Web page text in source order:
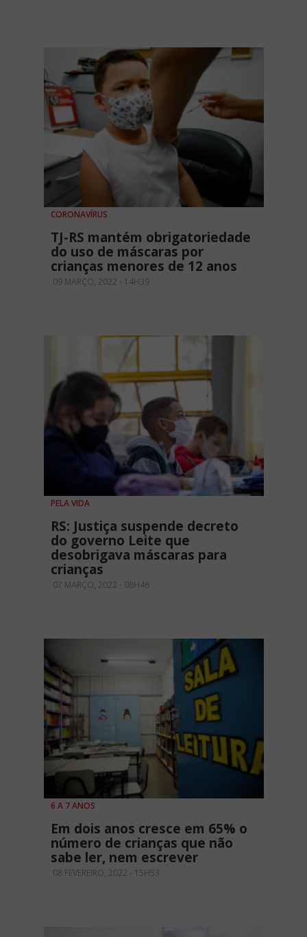
CORONAVÍRUS
TJ-RS mantém obrigatoriedade
do uso de máscaras por
crianças menores de 12 anos
09 MARÇO, 2022 - 14H39
PELA VIDA
RS: Justiça suspende decreto
do governo Leite que
desobrigava máscaras para
crianças
07 MARÇO, 2022 - 08H46
6 A 7 ANOS
Em dois anos cresce em 65% o
número de crianças que não
sabe ler, nem escrever
08 FEVEREIRO, 2022 - 15H53